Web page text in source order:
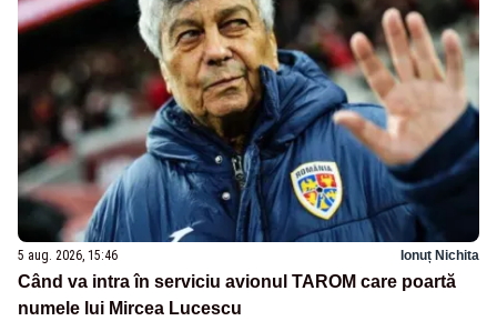
5 aug. 2026, 15:46 Ionuț Nichita
Când va intra în serviciu avionul TAROM care poartă
numele lui Mircea Lucescu